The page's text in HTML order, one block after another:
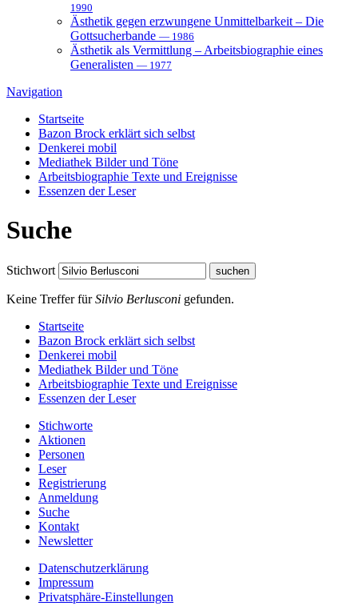
1990
Ästhetik gegen erzwungene Unmittelbarkeit – Die
Gottsucherbande — 1986
Ästhetik als Vermittlung – Arbeitsbiographie eines
Generalisten — 1977
Navigation
Startseite
Bazon Brock erklärt sich selbst
Denkerei mobil
Mediathek Bilder und Töne
Arbeitsbiographie Texte und Ereignisse
Essenzen der Leser
Suche
Stichwort
Keine Treffer fürSilvio Berlusconi gefunden.
Startseite
Bazon Brock erklärt sich selbst
Denkerei mobil
Mediathek Bilder und Töne
Arbeitsbiographie Texte und Ereignisse
Essenzen der Leser
Stichworte
Aktionen
Personen
Leser
Registrierung
Anmeldung
Suche
Kontakt
Newsletter
Datenschutzerklärung
Impressum
Privatsphäre-Einstellungen